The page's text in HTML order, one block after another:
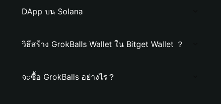
DApp บน Solana
วิธีสร้าง GrokBalls Wallet ใน Bitget Wallet ？
จะซื้อ GrokBalls อย่างไร？